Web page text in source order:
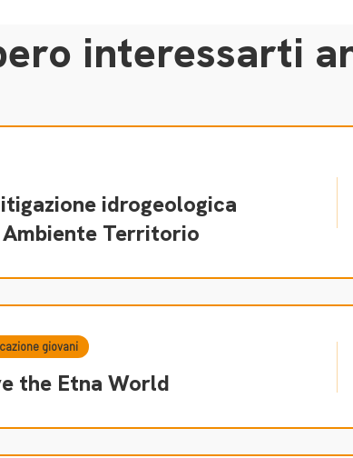
interessarti
idrogeologica
Ambiente Territorio
giovani
the Etna World